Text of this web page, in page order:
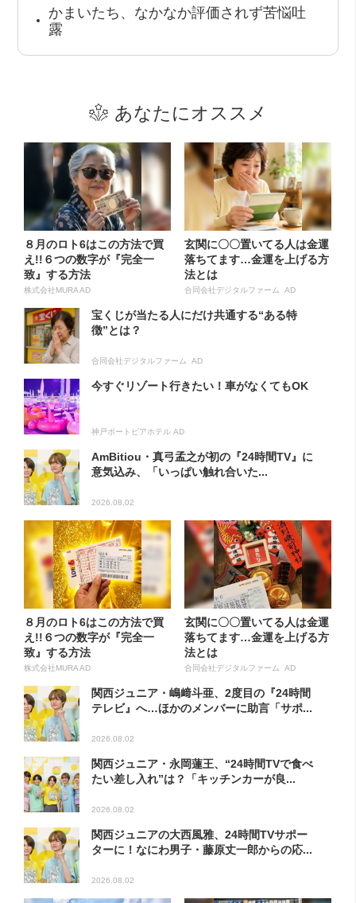
かまいたち、なかなか評価されず苦悩吐
露
あなたにオススメ
８月のロト6はこの方法で買
え!!６つの数字が『完全一
致』する方法
株式会社MURA AD
玄関に〇〇置いてる人は金運
落ちてます…金運を上げる方
法とは
合同会社デジタルファーム AD
宝くじが当たる人にだけ共通する“ある特
徴”とは？
合同会社デジタルファーム AD
今すぐリゾート行きたい！車がなくてもOK
神戸ポートピアホテル AD
AmBitiou・真弓孟之が初の『24時間TV』に
意気込み、「いっぱい触れ合いた...
2026.08.02
８月のロト6はこの方法で買
え!!６つの数字が『完全一
致』する方法
株式会社MURA AD
玄関に〇〇置いてる人は金運
落ちてます…金運を上げる方
法とは
合同会社デジタルファーム AD
関西ジュニア・嶋﨑斗亜、2度目の『24時間
テレビ』へ…ほかのメンバーに助言「サポ...
2026.08.02
関西ジュニア・永岡蓮王、“24時間TVで食べ
たい差し入れ”は？「キッチンカーが良...
2026.08.02
関西ジュニアの大西風雅、24時間TVサポー
ターに！なにわ男子・藤原丈一郎からの応...
2026.08.02